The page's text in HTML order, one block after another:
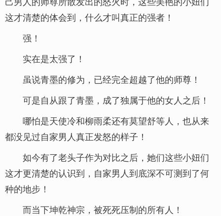
这才清楚的体会到，什么才叫真正的强者！
强！
实在是太强了！
虽说青墨的修为，已经完全超越了他的师尊！
可是自从跟了青墨，成了独属于他的女人之后！
哪怕是天使冷和柳雨柔还有莫望舒等人，也从来
都没见过自家男人真正发怒的样子！
如今有了老头子作为对比之后，她们这些小妞们
这才更清楚的认识到，自家男人到底深不可测到了何
种的地步！
而当下坤乾神宗，被死死压制的所有人！